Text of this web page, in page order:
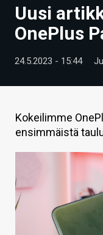
UUTISET
TIETOA
HINTA.FI
KAUPPA
VAIHDA TEEMA
Uusi
OnePlus
24.5.2023 - 15:44
Kokeilimme
ensimmäistä